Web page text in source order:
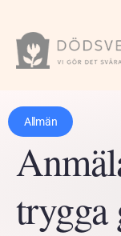
Allmän
trygga